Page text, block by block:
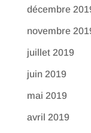
décembre
novembre
juillet 2019
juin 2019
mai 2019
avril 2019